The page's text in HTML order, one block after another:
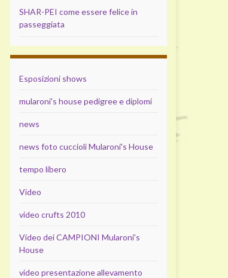
SHAR-PEI come essere felice in
passeggiata
Esposizioni shows
mularoni's house pedigree e diplomi
news
news foto cuccioli Mularoni's House
tempo libero
Video
video crufts 2010
Video dei CAMPIONI Mularoni's
House
video presentazione allevamento